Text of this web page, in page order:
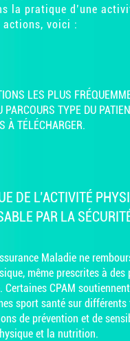
la pratique d’une
voici :
LES PLUS
TYPE DU
À TÉLÉCHARGER.
DE L’ACTIVITÉ
PAR LA
Maladie ne
même prescrites à
Certaines CPAM
sport santé sur
de prévention et de
et la nutrition.